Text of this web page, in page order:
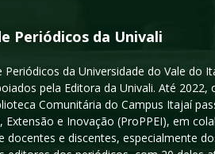
Periódicos da Univali
Periódicos da Universidade do Vale do
pela Editora da Univali. Até
Comunitária do Campus Itajaí
Extensão e Inovação (ProPPEI), em
docentes e discentes, especialmente